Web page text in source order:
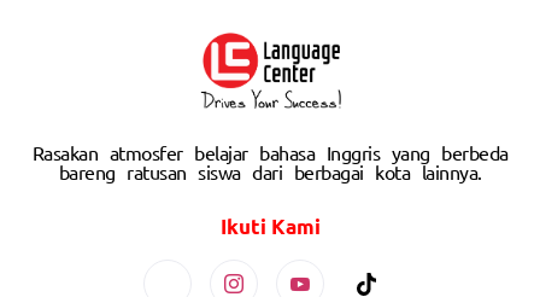
Rasakan atmosfer belajar bahasa Inggris yang berbeda
bareng ratusan siswa dari berbagai kota lainnya.
Ikuti Kami